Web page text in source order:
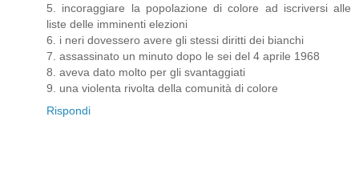
5. incoraggiare la popolazione di colore ad iscriversi alle
liste delle imminenti elezioni
6. i neri dovessero avere gli stessi diritti dei bianchi
7. assassinato un minuto dopo le sei del 4 aprile 1968
8. aveva dato molto per gli svantaggiati
9. una violenta rivolta della comunità di colore
Rispondi